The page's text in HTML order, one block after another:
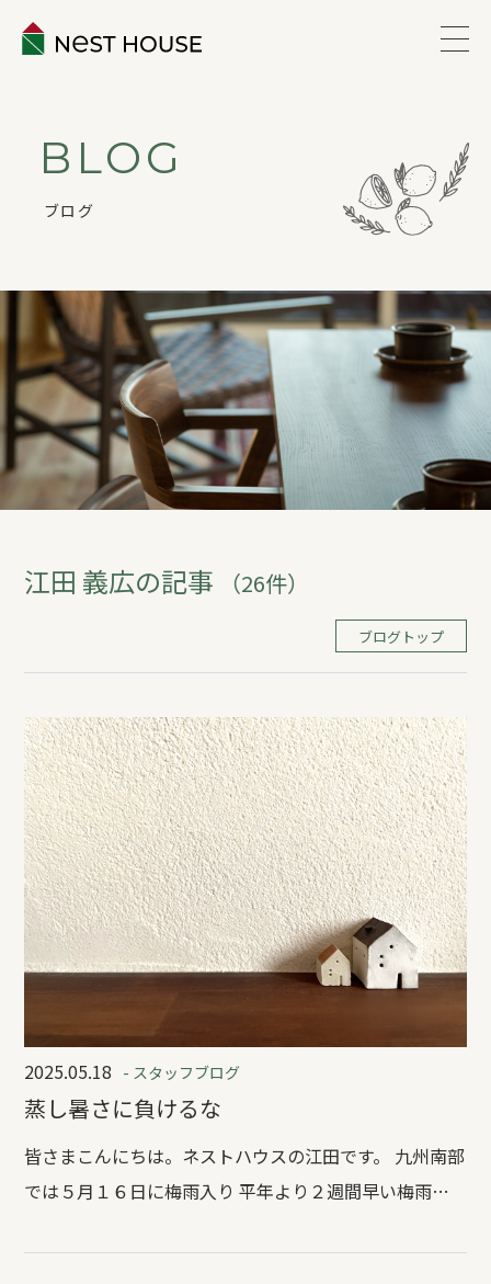
ABOUT
LINEUP
VOICE
ESTATE
REFORM
BLOG
モデルハウス来場予約
新築住宅のお問い合わせ
リフォームのお問い合わせ
BLOG
ブログ
江田 義広の記事 （26件）
ブログトップ
2025.05.18 - スタッフブログ
蒸し暑さに負けるな
皆さまこんにちは。ネストハウスの江田です。 九州南部
では５月１６日に梅雨入り 平年より２週間早い梅雨入
で 山口県も平年より早くに梅雨入りするかもですね。